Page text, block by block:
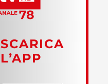
SCARICA
L’APP